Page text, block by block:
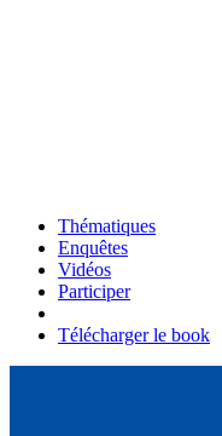
Thématiques
Enquêtes
Vidéos
Participer
Télécharger le book